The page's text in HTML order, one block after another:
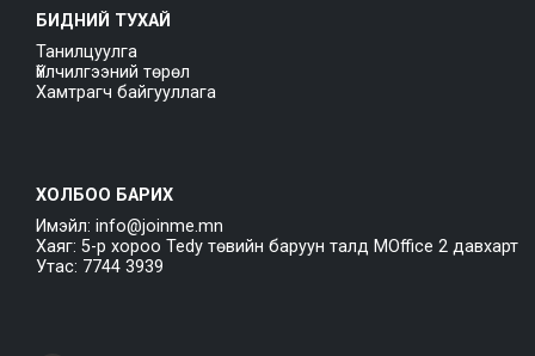
БИДНИЙ ТУХАЙ
Танилцуулга
Үйлчилгээний төрөл
Хамтрагч байгууллага
ХОЛБОО БАРИХ
Имэйл: info@joinme.mn
Хаяг: 5-р хороо Tedy төвийн баруун талд MOffice 2 давхарт
Утас: 7744 3939